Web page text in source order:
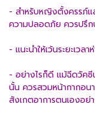
- สำหรับหญิงตั้งครรภ์แ
ความปลอดภัย ควรปรึ
- แนะนำให้เว้นระยะเว
- อย่างไรก็ดี แม้ฉีดวัค
นั้น ควรสวมหน้ากากอน
สังเกตอาการตนเองอย่